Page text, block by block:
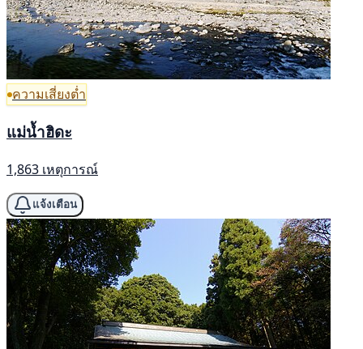
ความเสี่ยงต่ำ
แม่น้ำฮิดะ
1,863 เหตุการณ์
แจ้งเตือน